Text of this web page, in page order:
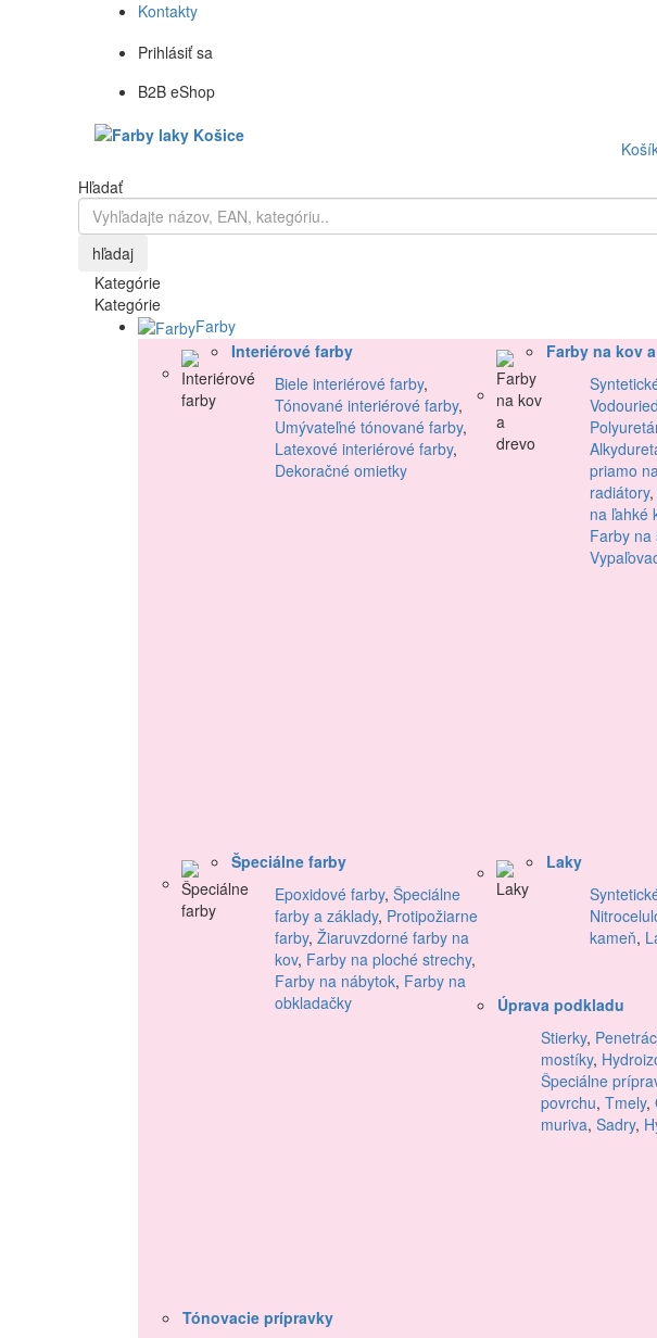
Kontakty
Prihlásiť sa
B2B eShop
Hľadať
hľadaj
Kategórie
Kategórie
Farby
Interiérové farby
Biele interiérové farby,
Tónované interiérové farby,
Umývateľné tónované farby,
Latexové interiérové farby,
Dekoračné omietky
Farby na kov
priamo
radiátory,
na ľahké
Farby na
Špeciálne farby
Epoxidové farby, Špeciálne
farby a základy, Protipožiarne
farby, Žiaruvzdorné farby na
kov, Farby na ploché strechy,
Farby na nábytok, Farby na
obkladačky
Laky
kameň,
Úprava podkladu
Stierky,
mostíky,
Špeciálne
povrchu, Tmely,
muriva, Sadry,
Tónovacie prípravky